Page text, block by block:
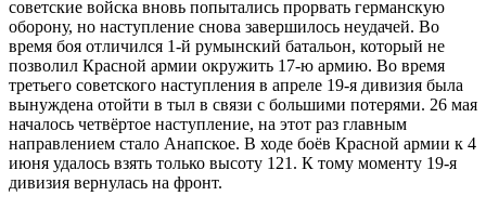
советские войска вновь попытались прорвать германскую
оборону, но наступление снова завершилось неудачей. Во
время боя отличился 1-й румынский батальон, который не
позволил Красной армии окружить 17-ю армию. Во время
третьего советского наступления в апреле 19-я дивизия была
вынуждена отойти в тыл в связи с большими потерями. 26 мая
началось четвёртое наступление, на этот раз главным
направлением стало Анапское. В ходе боёв Красной армии к 4
июня удалось взять только высоту 121. К тому моменту 19-я
дивизия вернулась на фронт.